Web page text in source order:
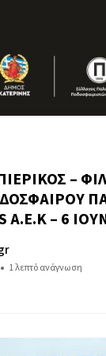
–
Α.Ε.Κ – 6
1 λεπτό ανάγνωση